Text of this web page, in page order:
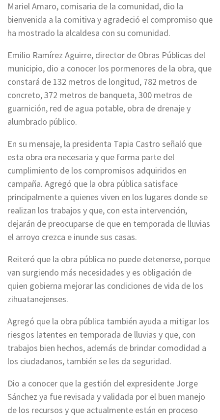
Mariel Amaro, comisaria de la comunidad, dio la
bienvenida a la comitiva y agradeció el compromiso que
ha mostrado la alcaldesa con su comunidad.
Emilio Ramírez Aguirre, director de Obras Públicas del
municipio, dio a conocer los pormenores de la obra, que
constará de 132 metros de longitud, 782 metros de
concreto, 372 metros de banqueta, 300 metros de
guarnición, red de agua potable, obra de drenaje y
alumbrado público.
En su mensaje, la presidenta Tapia Castro señaló que
esta obra era necesaria y que forma parte del
cumplimiento de los compromisos adquiridos en
campaña. Agregó que la obra pública satisface
principalmente a quienes viven en los lugares donde se
realizan los trabajos y que, con esta intervención,
dejarán de preocuparse de que en temporada de lluvias
el arroyo crezca e inunde sus casas.
Reiteró que la obra pública no puede detenerse, porque
van surgiendo más necesidades y es obligación de
quien gobierna mejorar las condiciones de vida de los
zihuatanejenses.
Agregó que la obra pública también ayuda a mitigar los
riesgos latentes en temporada de lluvias y que, con
trabajos bien hechos, además de brindar comodidad a
los ciudadanos, también se les da seguridad.
Dio a conocer que la gestión del expresidente Jorge
Sánchez ya fue revisada y validada por el buen manejo
de los recursos y que actualmente están en proceso